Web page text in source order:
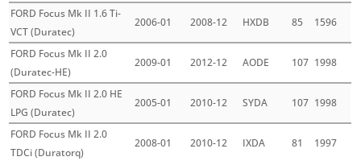
FORD Focus Mk II 1.6 Ti-
VCT (Duratec)
2006-01 2008-12 HXDB 85 1596
FORD Focus Mk II 2.0
(Duratec-HE)
2009-01 2012-12 AODE 107 1998
FORD Focus Mk II 2.0 HE
LPG (Duratec)
2005-01 2010-12 SYDA 107 1998
FORD Focus Mk II 2.0
TDCi (Duratorq)
2008-01 2010-12 IXDA 81 1997